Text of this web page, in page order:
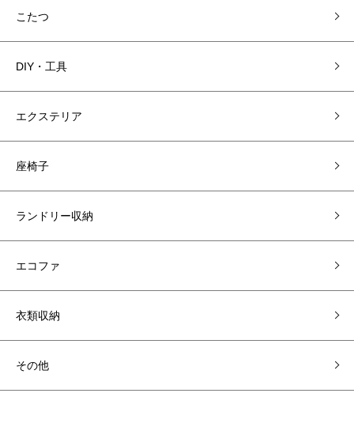
こたつ
DIY・工具
エクステリア
座椅子
ランドリー収納
エコファ
衣類収納
その他